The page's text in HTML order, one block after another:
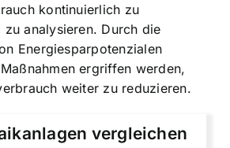
kontinuierlich zu
zu analysieren. Durch die
Energiesparpotenzialen
ergriffen werden,
weiter zu reduzieren.
vergleichen